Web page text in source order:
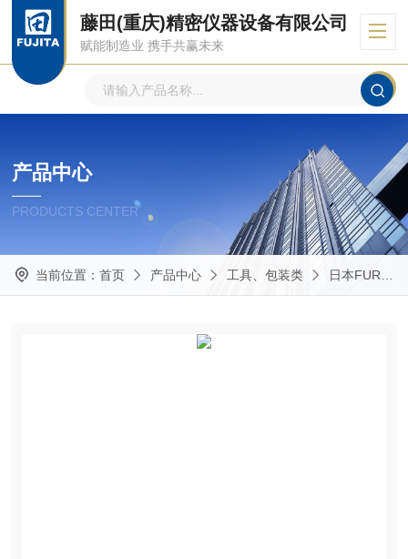
藤田(重庆)精密仪器设备有限公司
赋能制造业 携手共赢未来
产品中心
PRODUCTS CENTER
当前位置： 首页 产品中心 工具、包装类 日本FURUPLA富如拉